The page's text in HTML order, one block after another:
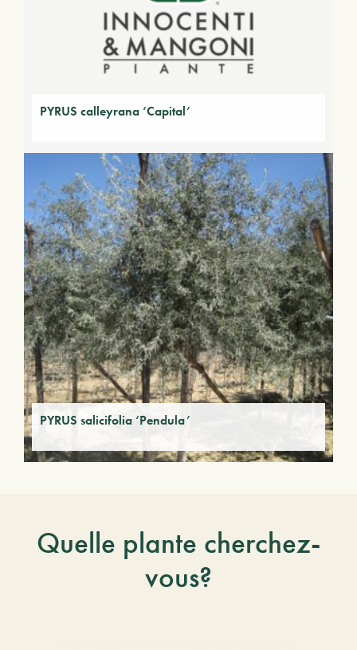
PYRUS calleyrana ‘Capital’
PYRUS salicifolia ‘Pendula’
Quelle plante cherchez-
vous?